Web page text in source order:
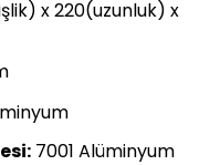
x 220(uzunluk) x
7001 Alüminyum